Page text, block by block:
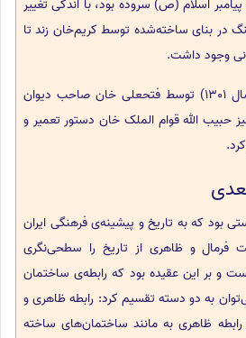
اسلام (ص) سروده بود، با اندکی تغییر
بنای ساخته‌شده توسط کریم‌خان زند تا
وجود داشت.
این بنا در دوره قاجاریه (سال 1301) توسط فتحعلی خان صاحب دیوان
الله قوام الملک خان دستور تعمیر و
بود که به تاریخ و پیشینه‌ی فرهنگی ایران
فرمال و ظاهری از تاریخ را سطحی‌نگری
و بر این عقیده بود که رابطه‌ی ساختمان
به دو دسته تقسیم کرد: رابطه ظاهری و
ظاهری به مانند ساختمان‌های ساخته